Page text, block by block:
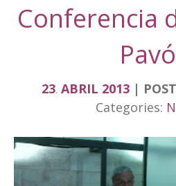
Conferencia
23. ABRIL 2013
Categories: